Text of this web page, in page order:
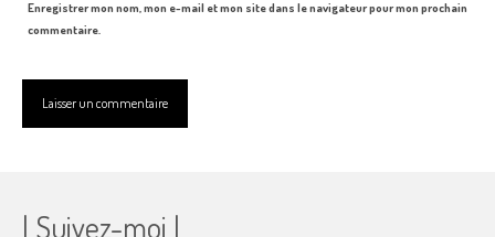
Enregistrer mon nom, mon e-mail et mon site dans le navigateur pour mon prochain
commentaire.
| Suivez-moi |